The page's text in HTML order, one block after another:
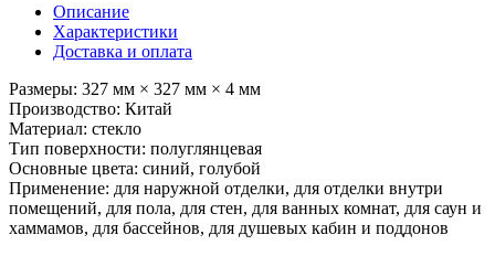
Описание
Характеристики
Доставка и оплата
Размеры: 327 мм × 327 мм × 4 мм
Производство: Китай
Материал: стекло
Тип поверхности: полуглянцевая
Основные цвета: синий, голубой
Применение: для наружной отделки, для отделки внутри
помещений, для пола, для стен, для ванных комнат, для саун и
хаммамов, для бассейнов, для душевых кабин и поддонов